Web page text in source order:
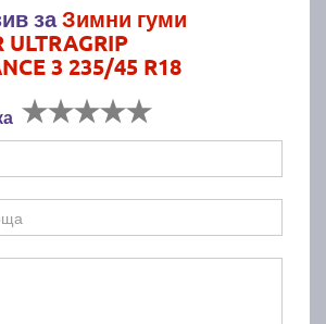
заЗимни гуми
ULTRAGRIP
3 235/45 R18